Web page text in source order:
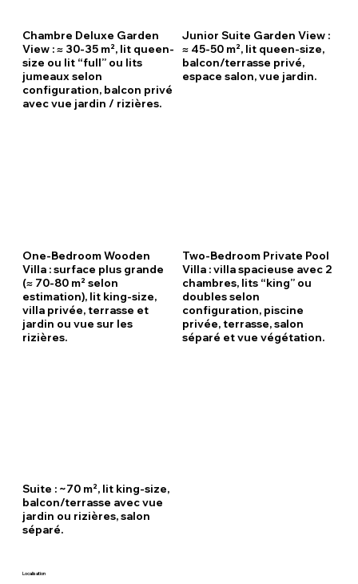
Chambre Deluxe Garden
View : ≈ 30-35 m², lit queen-
size ou lit “full” ou lits
jumeaux selon
configuration, balcon privé
avec vue jardin / rizières.
Junior Suite Garden View :
≈ 45-50 m², lit queen-size,
balcon/terrasse privé,
espace salon, vue jardin.
One-Bedroom Wooden
Villa : surface plus grande
(≈ 70-80 m² selon
estimation), lit king-size,
villa privée, terrasse et
jardin ou vue sur les
rizières.
Two-Bedroom Private Pool
Villa : villa spacieuse avec 2
chambres, lits “king” ou
doubles selon
configuration, piscine
privée, terrasse, salon
séparé et vue végétation.
Suite : ~70 m², lit king-size,
balcon/terrasse avec vue
jardin ou rizières, salon
séparé.
Localisation